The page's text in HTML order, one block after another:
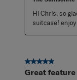
Hi Chris, so
suitcase! enjoy
5 จาก 5 ดาว
Great feature